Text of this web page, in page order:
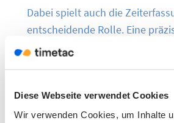
Diese Webseite verwendet Cookies
Wir verwenden Cookies, um Inhalte
Dabei spielt auch die
entscheidende Rolle. Eine
ist essenziell, um den
Gerade im flexiblen Kontext der
eine gute